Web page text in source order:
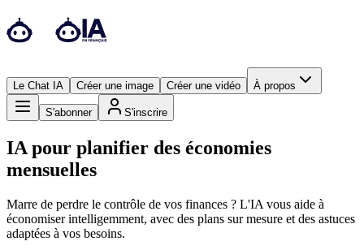
Le Chat IA Créer une image Créer une vidéo À propos
S'abonner S'inscrire
IA pour planifier des économies
mensuelles
Marre de perdre le contrôle de vos finances ? L'IA vous aide à
économiser intelligemment, avec des plans sur mesure et des astuces
adaptées à vos besoins.